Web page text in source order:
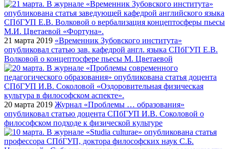
21 марта 2019 «Временник Зубовского института»
опубликовал статью зав. кафедрой англ. языка СПбГУП Е.В.
Волковой о концептосфере пьесы М. Цветаевой
20 марта 2019 Журнал «Проблемы … образования»
опубликовал статью доцента СПбГУП И.В. Соколовой о
философском подходе к физической культуре